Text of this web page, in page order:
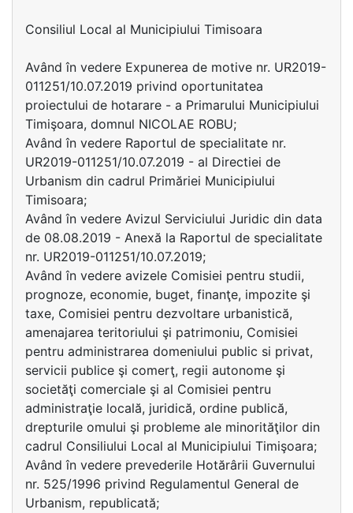
Consiliul Local al Municipiului Timisoara
Având în vedere Expunerea de motive nr. UR2019-
011251/10.07.2019 privind oportunitatea
proiectului de hotarare - a Primarului Municipiului
Timişoara, domnul NICOLAE ROBU;
Având în vedere Raportul de specialitate nr.
UR2019-011251/10.07.2019 - al Directiei de
Urbanism din cadrul Primăriei Municipiului
Timisoara;
Având în vedere Avizul Serviciului Juridic din data
de 08.08.2019 - Anexă la Raportul de specialitate
nr. UR2019-011251/10.07.2019;
Având în vedere avizele Comisiei pentru studii,
prognoze, economie, buget, finanţe, impozite şi
taxe, Comisiei pentru dezvoltare urbanistică,
amenajarea teritoriului şi patrimoniu, Comisiei
pentru administrarea domeniului public si privat,
servicii publice şi comerţ, regii autonome şi
societăţi comerciale şi al Comisiei pentru
administraţie locală, juridică, ordine publică,
drepturile omului şi probleme ale minorităţilor din
cadrul Consiliului Local al Municipiului Timişoara;
Având în vedere prevederile Hotărârii Guvernului
nr. 525/1996 privind Regulamentul General de
Urbanism, republicată;